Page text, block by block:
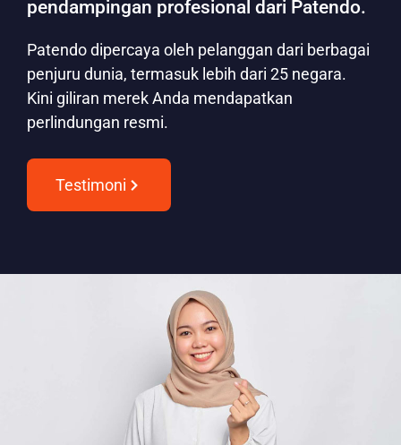
pendampingan profesional dari Patendo.
Patendo dipercaya oleh pelanggan dari berbagai
penjuru dunia, termasuk lebih dari 25 negara.
Kini giliran merek Anda mendapatkan
perlindungan resmi.
Testimoni